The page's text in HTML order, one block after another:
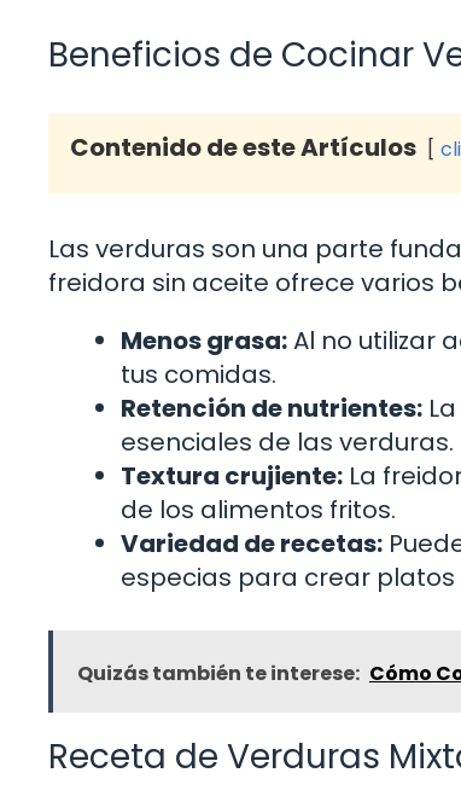
Beneficios de Cocinar
Contenido de este Artículos
Las verduras son una parte
freidora sin aceite ofrece varios
Menos grasa:Al no utilizar
tus comidas.
Retención de nutrientes:
esenciales de las verduras.
Textura crujiente: La
de los alimentos fritos.
Variedad de recetas:
especias para crear platos
Quizás también te interese: Cómo
Receta de Verduras